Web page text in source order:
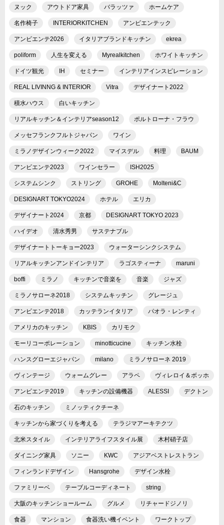
ヌック アウトドア家具 バラッツァ ホームケア
名作椅子 INTERIORKITCHEN アンビエンテック
アンビエンテ2026 イタリアブランドキッチン ekrea
poliform 人生を変える Myrealkitchen ホワイトキッチン
ドイツ観光 IH セミナー インテリアインスピレーション
REAL LIVINNG & INTERIOR Vitra デザイナート2022
積水ハウス 白いキッチン
リアルキッチン＆インテリアseason12 ポルトローナ・フラウ
メッセフランクフルトジャパン ワイン
ミラノデザインウィーク2022 マイスデル 料理 BAUM
アンビエンテ2023 ワインセラー ISH2025
システムシンク ストリング GROHE Molteni&C
DESIGNART TOKYO2024 ホテル エリカ
デザイナート2024 京都 DESIGNART TOKYO 2023
ハイデオ 清水秀男 サステナブル
デザイナートトーキョー2023 ウォーターシンクシステム
リアルキッチンアンドインテリア ラゴスティーナ maruni
boffi ミラノ キッチンで音楽を 音楽 ジャズ
ミラノサローネ2018 システムキッチン グレージュ
アンビエンテ2018 カッテランイタリア パオラ・レンティ
アメリカのキッチン KBIS カリモク
モーリコーポレーション minotticucine キッチン水栓
ハンスグローエジャパン milano ミラノサローネ 2019
ヴィンテージ ウォームグレー アラペ ヴィレロイ＆ボッホ
アンビエンテ2019 キッチンの設備機器 ALESSI デクトン
石のキッチン ミノッティクチーネ
キッチンから家づくりを考える テラジマアーキテクツ
北米スタイル インテリアライフスタイル展 木村硝子店
ダイニング家具 ソニー KWC アジアベストレストラン
フィンランドデザイン Hansgrohe デザイン水栓
ファミリーベ テーブルコーディネート string
大阪のキッチンショールーム グルメ リチャードジノリ
食器 マンション 食器洗い機イベント ワークトップ